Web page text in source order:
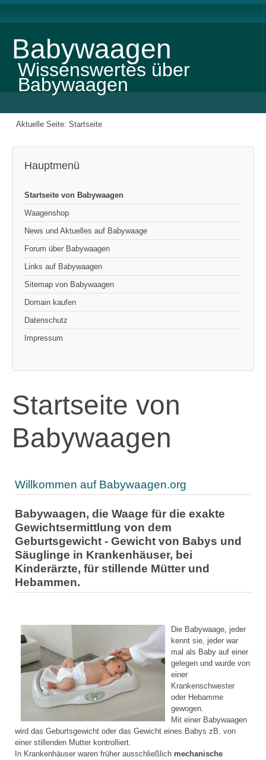
Babywaagen
Wissenswertes über
Babywaagen
Aktuelle Seite: Startseite
Hauptmenü
Startseite von Babywaagen
Waagenshop
News und Aktuelles auf Babywaage
Forum über Babywaagen
Links auf Babywaagen
Sitemap von Babywaagen
Domain kaufen
Datenschutz
Impressum
Startseite von
Babywaagen
Willkommen auf Babywaagen.org
Babywaagen, die Waage für die exakte
Gewichtsermittlung von dem
Geburtsgewicht - Gewicht von Babys und
Säuglinge in Krankenhäuser, bei
Kinderärzte, für stillende Mütter und
Hebammen.
Die Babywaage, jeder
kennt sie, jeder war
mal als Baby auf einer
gelegen und wurde von
einer
Krankenschwester
oder Hebamme
gewogen.
Mit einer Babywaagen
wird das Geburtsgewicht oder das Gewicht eines Babys zB. von
einer stillenden Mutter kontrolliert.
In Krankenhäuser waren früher ausschließlich mechanische